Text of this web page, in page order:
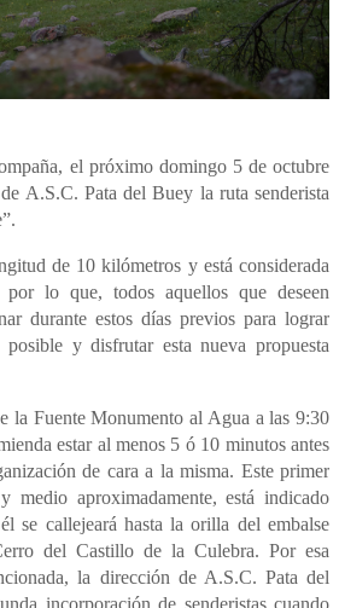
el próximo domingo 5 de octubre
A.S.C. Pata del Buey la ruta senderista
de 10 kilómetros y está considerada
lo que, todos aquellos que deseen
durante estos días previos para lograr
y disfrutar esta nueva propuesta
la Fuente Monumento al Agua a las 9:30
estar al menos 5 ó 10 minutos antes
de cara a la misma. Este primer
medio aproximadamente, está indicado
se callejeará hasta la orilla del embalse
del Castillo de la Culebra. Por esa
la dirección de A.S.C. Pata del
incorporación de senderistas cuando